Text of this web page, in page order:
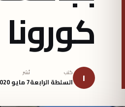
كورونا
ا كتب
السلطة الرابعة
نُشر
7 مايو 2020 - 8:41 م